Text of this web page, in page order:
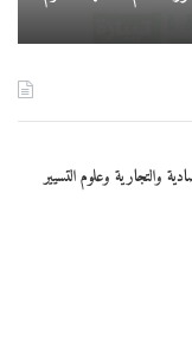
والتجارية وعلوم التسيير